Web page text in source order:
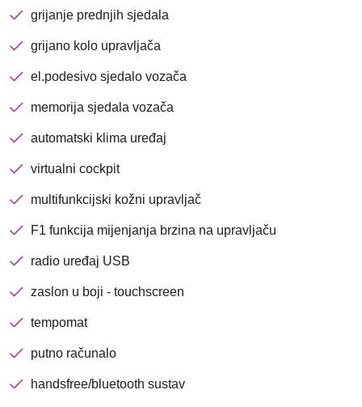
grijanje prednjih sjedala
grijano kolo upravljača
el.podesivo sjedalo vozača
memorija sjedala vozača
automatski klima uređaj
virtualni cockpit
multifunkcijski kožni upravljač
F1 funkcija mijenjanja brzina na upravljaču
radio uređaj USB
zaslon u boji - touchscreen
tempomat
putno računalo
handsfree/bluetooth sustav
Nova lokacija - Slavonska
Brza pretraga